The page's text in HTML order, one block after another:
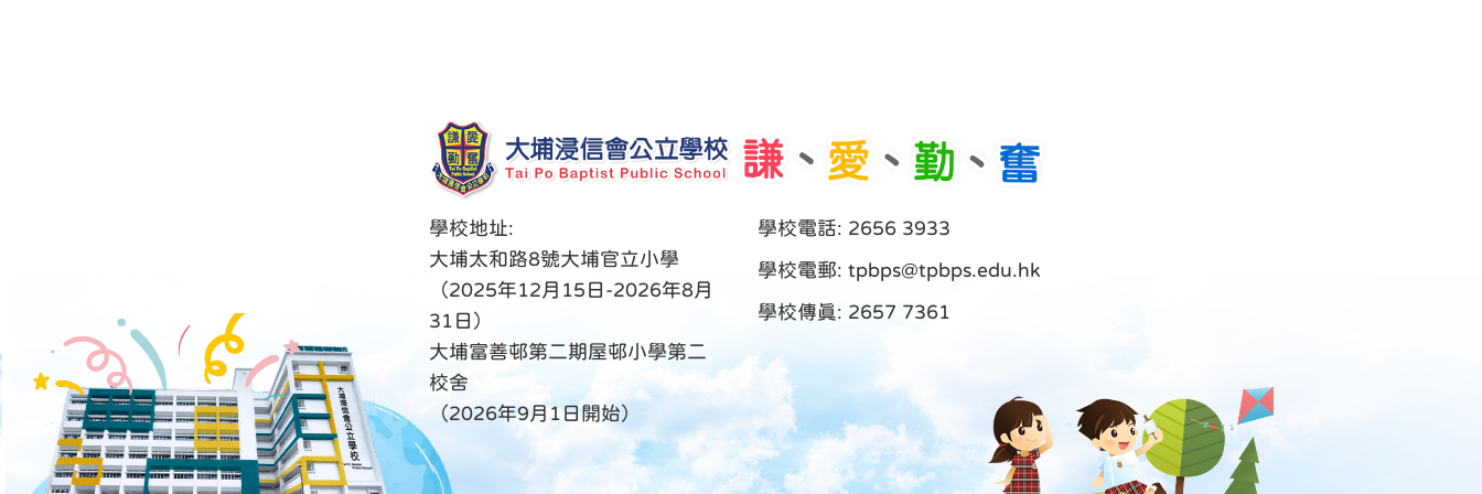
學校地址:
大埔太和路8號大埔官立小學
（2025年12月15日-2026年8月
31日）
大埔富善邨第二期屋邨小學第二
校舍
（2026年9月1日開始）
學校電話: 2656 3933
學校電郵: tpbps@tpbps.edu.hk
學校傳真: 2657 7361